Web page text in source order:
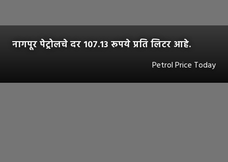
नागपूर पेट्रोलचे दर 107.13 रूपये प्रति लिटर आहे.
Petrol Price Today